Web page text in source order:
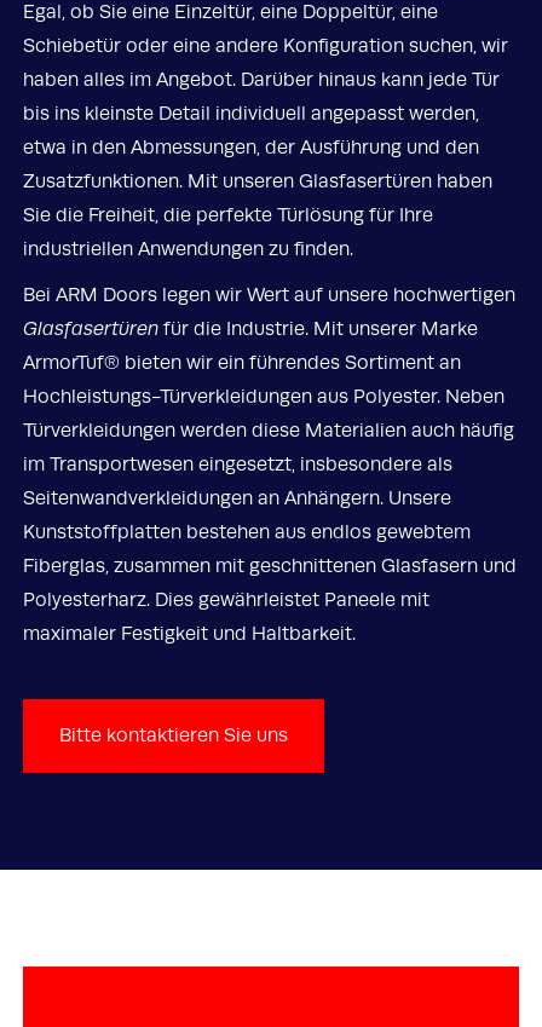
Egal, ob Sie eine Einzeltür, eine Doppeltür, eine
Schiebetür oder eine andere Konfiguration suchen, wir
haben alles im Angebot. Darüber hinaus kann jede Tür
bis ins kleinste Detail individuell angepasst werden,
etwa in den Abmessungen, der Ausführung und den
Zusatzfunktionen. Mit unseren Glasfasertüren haben
Sie die Freiheit, die perfekte Türlösung für Ihre
industriellen Anwendungen zu finden.
Bei ARM Doors legen wir Wert auf unsere hochwertigen
Glasfasertüren für die Industrie. Mit unserer Marke
ArmorTuf® bieten wir ein führendes Sortiment an
Hochleistungs-Türverkleidungen aus Polyester. Neben
Türverkleidungen werden diese Materialien auch häufig
im Transportwesen eingesetzt, insbesondere als
Seitenwandverkleidungen an Anhängern. Unsere
Kunststoffplatten bestehen aus endlos gewebtem
Fiberglas, zusammen mit geschnittenen Glasfasern und
Polyesterharz. Dies gewährleistet Paneele mit
maximaler Festigkeit und Haltbarkeit.
Bitte kontaktieren Sie uns